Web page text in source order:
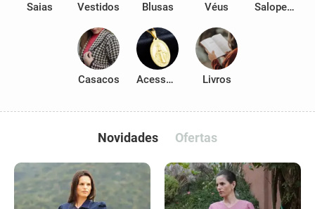
Saias Vestidos Blusas Véus Salopetes
Casacos Acessórios Livros
Novidades Ofertas